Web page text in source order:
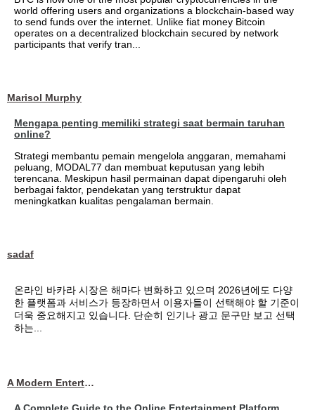
world offering users and organizations a blockchain-based way
to send funds over the internet. Unlike fiat money Bitcoin
operates on a decentralized blockchain secured by network
participants that verify tran...
Marisol Murphy
Mengapa penting memiliki strategi saat bermain taruhan
online?
Strategi membantu pemain mengelola anggaran, memahami
peluang, MODAL77 dan membuat keputusan yang lebih
terencana. Meskipun hasil permainan dapat dipengaruhi oleh
berbagai faktor, pendekatan yang terstruktur dapat
meningkatkan kualitas pengalaman bermain.
sadaf
온라인 바카라 시장은 해마다 변화하고 있으며 2026년에도 다양
한 플랫폼과 서비스가 등장하면서 이용자들이 선택해야 할 기준이
더욱 중요해지고 있습니다. 단순히 인기나 광고 문구만 보고 선택
하는...
A Modern Entertainment Platform Bringing